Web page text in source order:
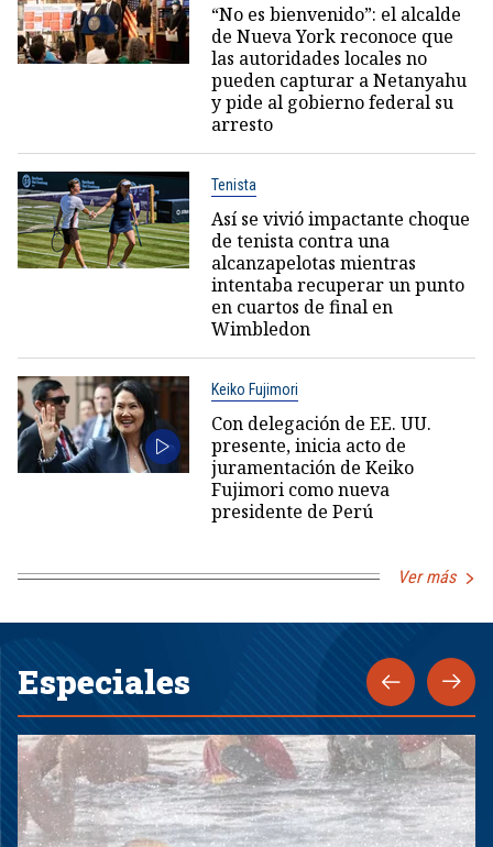
“No es bienvenido”: el alcalde
de Nueva York reconoce que
las autoridades locales no
pueden capturar a Netanyahu
y pide al gobierno federal su
arresto
Tenista
Así se vivió impactante choque
de tenista contra una
alcanzapelotas mientras
intentaba recuperar un punto
en cuartos de final en
Wimbledon
Keiko Fujimori
Con delegación de EE. UU.
presente, inicia acto de
juramentación de Keiko
Fujimori como nueva
presidente de Perú
Ver más
Especiales